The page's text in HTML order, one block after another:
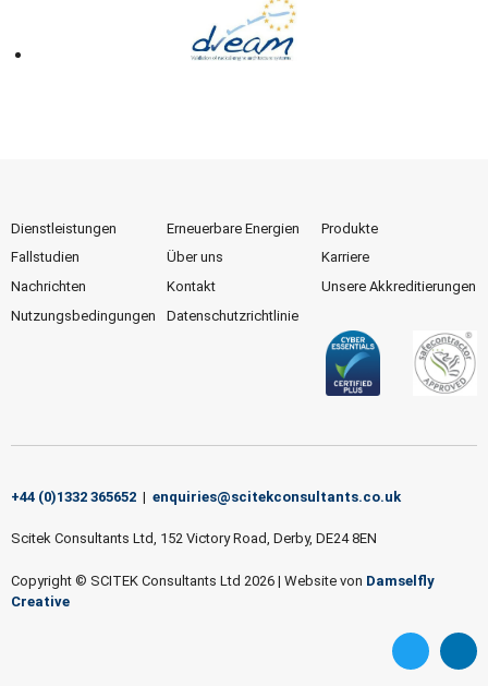
Dienstleistungen Erneuerbare Energien
Produkte
Fallstudien
Über uns
Karriere
Nachrichten
Kontakt
Unsere Akkreditierungen
Nutzungsbedingungen
Datenschutzrichtlinie
+44 (0)1332 365652 | enquiries@scitekconsultants.co.uk
Scitek Consultants Ltd, 152 Victory Road, Derby, DE24 8EN
Copyright © SCITEK Consultants Ltd 2026 | Website von Damselfly
Creative